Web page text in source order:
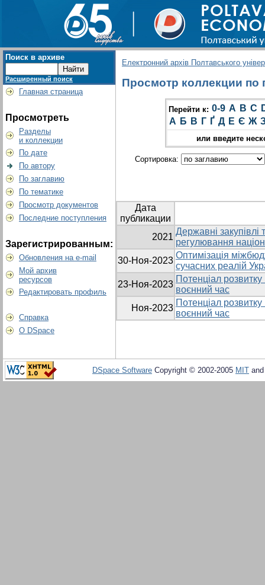
Поиск в архиве
Расширенный поиск
Главная страница
Просмотреть
Разделы
и коллекции
По дате
По автору
По заглавию
По тематике
Просмотр документов
Последние поступления
Зарегистрированным:
Обновления на e-mail
Мой архив
ресурсов
Редактировать профиль
Справка
О DSpace
Електронний архів Полтавського
Просмотр коллекции по
Перейти к: 0-9 A B C
А Б В Г Ґ Д Е Є Ж
или введите
Сортировка:
Дата
публикации
2021
Державні закупівлі
регулювання
30-Ноя-2023
Оптимізація
сучасних реалій
23-Ноя-2023
Потенціал
воєнний час
Ноя-2023
Потенціал
воєнний час
DSpace Software Copyright © 2002-2005 MIT